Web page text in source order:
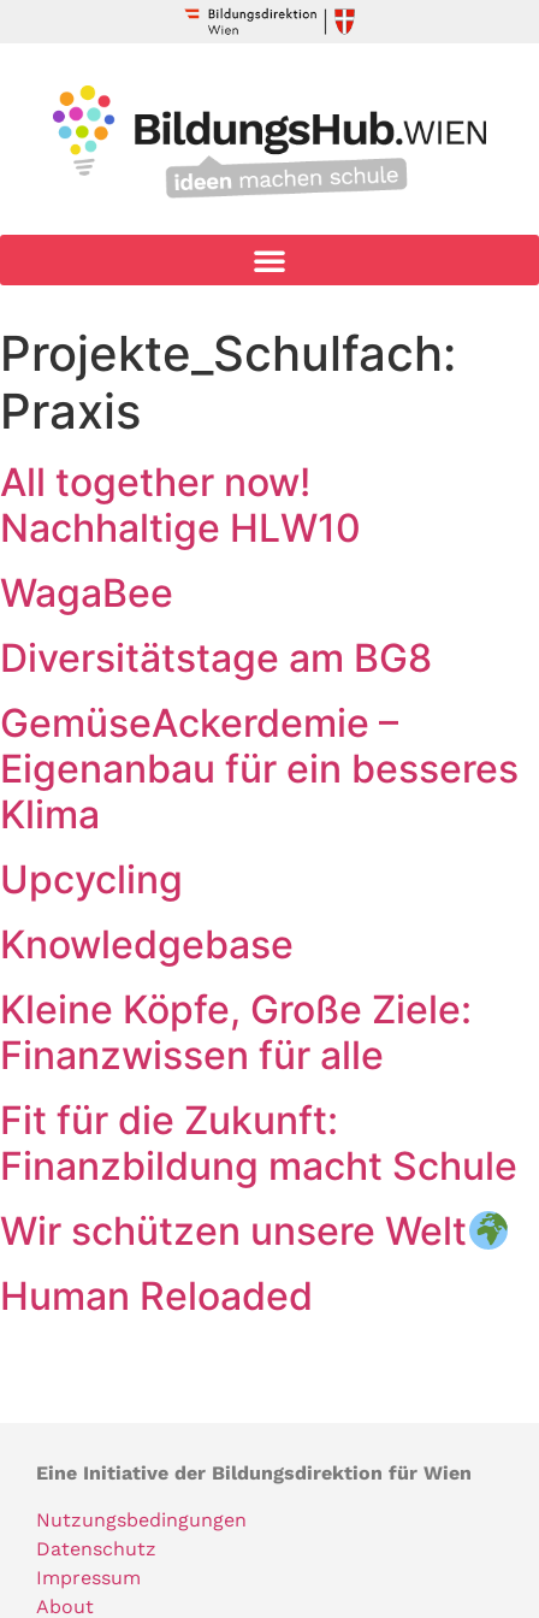
Projekte_Schulfach:
Praxis
All together now!
Nachhaltige HLW10
WagaBee
Diversitätstage am BG8
GemüseAckerdemie –
Eigenanbau für ein besseres
Klima
Upcycling
Knowledgebase
Kleine Köpfe, Große Ziele:
Finanzwissen für alle
Fit für die Zukunft:
Finanzbildung macht Schule
Wir schützen unsere Welt
Human Reloaded
Eine Initiative der Bildungsdirektion für Wien
Nutzungsbedingungen
Datenschutz
Impressum
About